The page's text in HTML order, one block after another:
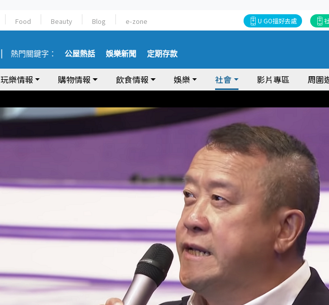
Food Beauty Blog e-zone U GO搵好去處
熱門關鍵字： 公屋熱話 娛樂新聞 定期存款
玩樂情報 購物情報 飲食情報 娛樂 社會 影片專區 周圍